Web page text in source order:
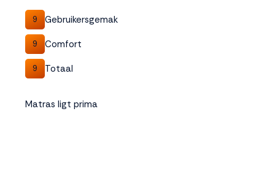
9 Gebruikersgemak
9 Comfort
9 Totaal
Matras ligt prima